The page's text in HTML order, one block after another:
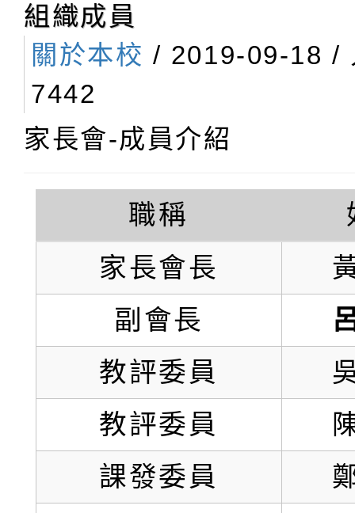
組織成員
關於本校 / 2019-09-18 /
7442
家長會-成員介紹
職稱
家長會長
副會長
教評委員
教評委員
課發委員